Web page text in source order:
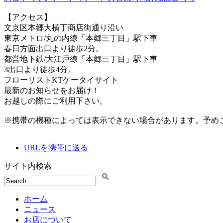
【アクセス】
文京区本郷大横丁商店街通り沿い
東京メトロ/丸の内線「本郷三丁目」駅下車
春日方面出口より徒歩2分。
都営地下鉄/大江戸線「本郷三丁目」駅下車
3出口より徒歩4分。
フローリストKTケータイサイト
最新のお知らせをお届け！
お越しの際にご利用下さい。
※携帯の機種によっては表示できない場合があります。予め
URLを携帯に送る
サイト内検索
ホーム
ニュース
お店について